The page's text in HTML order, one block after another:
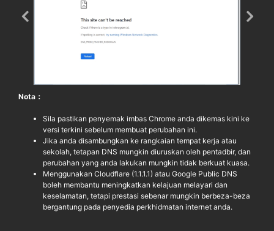
Nota：
Sila pastikan penyemak imbas Chrome anda dikemas kini ke
versi terkini sebelum membuat perubahan ini.
Jika anda disambungkan ke rangkaian tempat kerja atau
sekolah, tetapan DNS mungkin diuruskan oleh pentadbir, dan
perubahan yang anda lakukan mungkin tidak berkuat kuasa.
Menggunakan Cloudflare (1.1.1.1) atau Google Public DNS
boleh membantu meningkatkan kelajuan melayari dan
keselamatan, tetapi prestasi sebenar mungkin berbeza-beza
bergantung pada penyedia perkhidmatan internet anda.